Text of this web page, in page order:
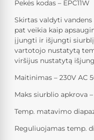
Pekės kodas – EPC11W
Skirtas valdyti vandens
pat veikia kaip
įjungti ir išjungti
vartotojo nustatytą
viršijus nustatytą
Maitinimas – 230V AC
Maks siurblio apkrova –
Temp. matavimo
Reguliuojamas temp.